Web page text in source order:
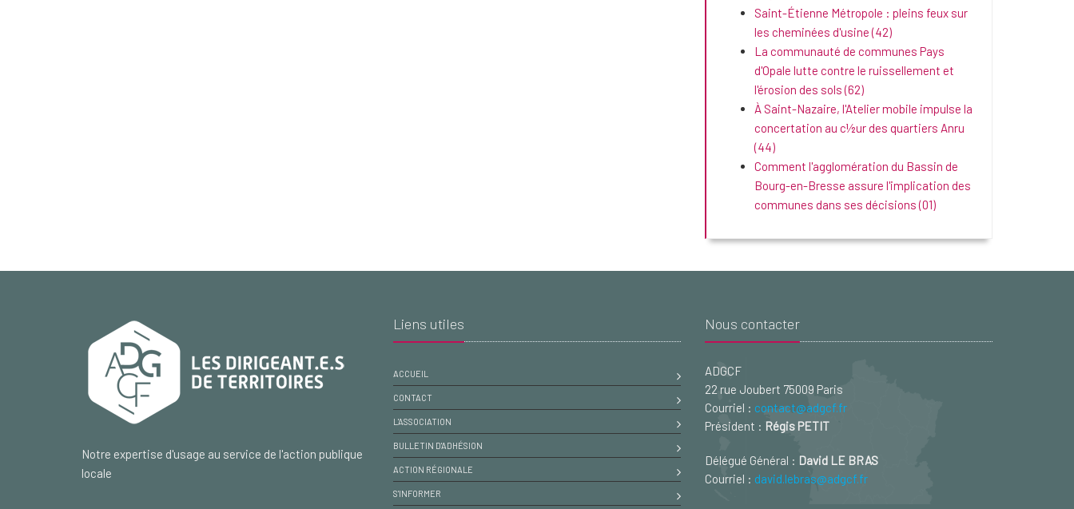
Saint-Étienne Métropole : pleins feux sur
les cheminées d'usine (42)
La communauté de communes Pays
d'Opale lutte contre le ruissellement et
l'érosion des sols (62)
À Saint-Nazaire, l'Atelier mobile impulse la
concertation au c½ur des quartiers Anru
(44)
Comment l'agglomération du Bassin de
Bourg-en-Bresse assure l'implication des
communes dans ses décisions (01)
Notre expertise d'usage au service de l'action publique
locale
Liens utiles
ACCUEIL
CONTACT
L'ASSOCIATION
BULLETIN D'ADHÉSION
ACTION RÉGIONALE
S'INFORMER
Nous contacter
ADGCF
22 rue Joubert 75009 Paris
Courriel : contact@adgcf.fr
Président : Régis PETIT
Délégué Général : David LE BRAS
Courriel : david.lebras@adgcf.fr